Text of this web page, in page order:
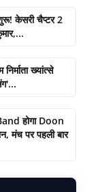
केसरी चैप्टर 2
ख्यांत्से
होगा Doon
मंच पर पहली बार